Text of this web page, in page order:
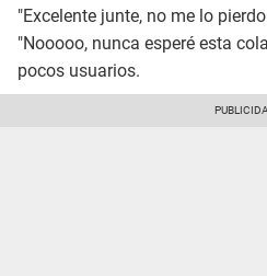
"Excelente junte, no me lo
"Nooooo, nunca esperé esta
pocos usuarios.